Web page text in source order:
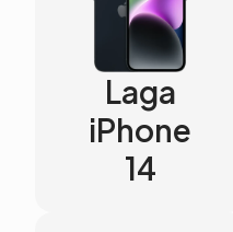
Laga
iPhone
14